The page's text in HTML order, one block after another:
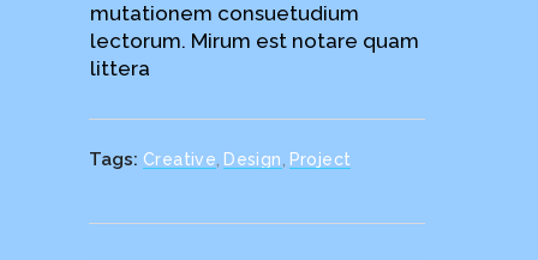
mutationem consuetudium
lectorum. Mirum est notare quam
littera
Tags: Creative Design Project